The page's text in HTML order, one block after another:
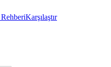
Karşılaştır